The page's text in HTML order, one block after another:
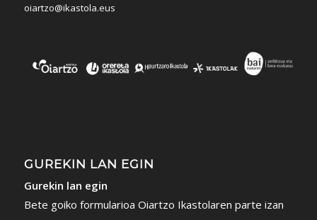
oiartzo@ikastola.eus
GUREKIN LAN EGIN
Gurekin lan egin
Bete goiko formularioa Oiartzo Ikastolaren parte izan